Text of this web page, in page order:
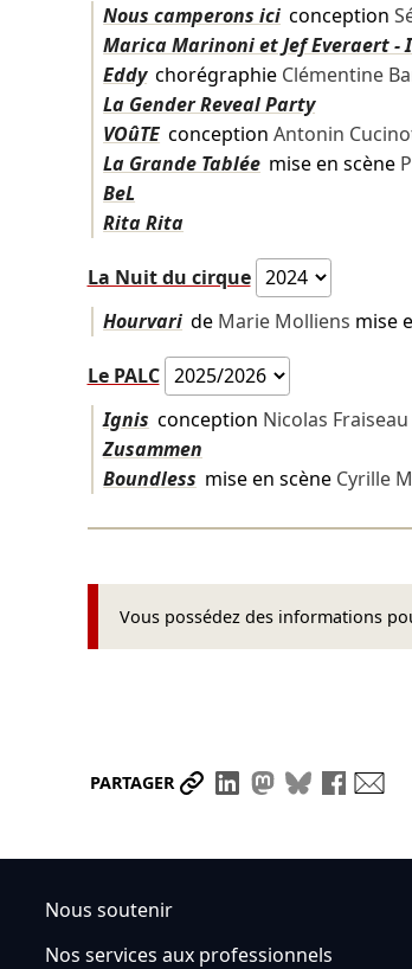
Nous camperons ici conception
Marica Marinoni et Jef Everaert -
Eddychorégraphie Clémentine
La Gender Reveal Party
VOûTE conceptionAntonin
La Grande Tablée mise en scène
BeL
Rita Rita
La Nuit du cirque
Hourvari de Marie Molliens mise
Le PALC
Ignis conception Nicolas Fraiseau
Zusammen
Boundless mise en scène Cyrille
Vous possédez des informations
PARTAGER Partager le lien
Partager sur
Partager sur
Partager
Nous soutenir
Nos services aux professionnels